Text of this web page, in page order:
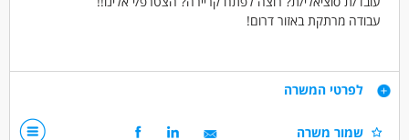
עבודה מרתקת באזור דרום!
ליווי אישי של האנשים החיים בקהילה ומתמודדים עם אתגרים נפשיים,
הדרכת צוות מדריכים, בניית תוכניות שיקום ועבודה משותפת עם גורמים
תינתן הדרכה מקצועית קבועה.
דרישות
תואר ראשון או שני בעבודה סוציאלית/ סטודנטים שנה ג' לעבודה
לפרטי המשרה
שמור משרה